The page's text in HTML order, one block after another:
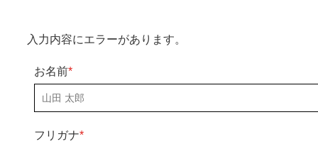
入力内容にエラーがあります。
お名前*
フリガナ*